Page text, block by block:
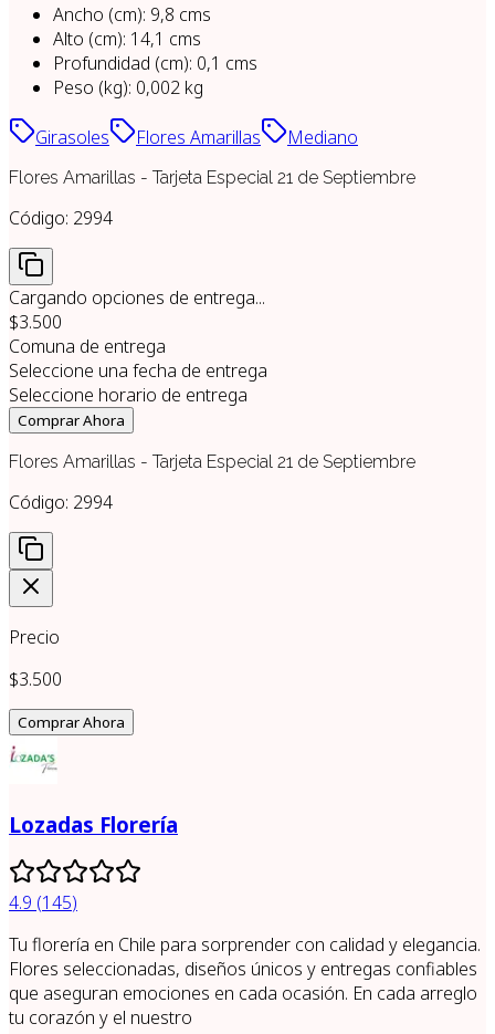
Ancho (cm): 9,8 cms
Alto (cm): 14,1 cms
Profundidad (cm): 0,1 cms
Peso (kg): 0,002 kg
Girasoles Flores Amarillas Mediano
Flores Amarillas - Tarjeta Especial 21 de Septiembre
Código: 2994
Cargando opciones de entrega...
$3.500
Comuna de entrega
Seleccione una fecha de entrega
Seleccione horario de entrega
Comprar Ahora
Flores Amarillas - Tarjeta Especial 21 de Septiembre
Código: 2994
Precio
$3.500
Comprar Ahora
Lozadas Florería
4.9 (145)
Tu florería en Chile para sorprender con calidad y elegancia.
Flores seleccionadas, diseños únicos y entregas confiables
que aseguran emociones en cada ocasión. En cada arreglo
tu corazón y el nuestro